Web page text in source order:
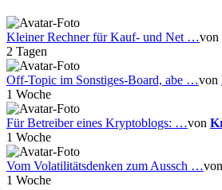
Kleiner Rechner für Kauf- und Net …von
2 Tagen
Off-Topic im Sonstiges-Board, abe …von
1 Woche
Für Betreiber eines Kryptoblogs: …von
1 Woche
Vom Volatilitätsdenken zum Aussch …von
1 Woche